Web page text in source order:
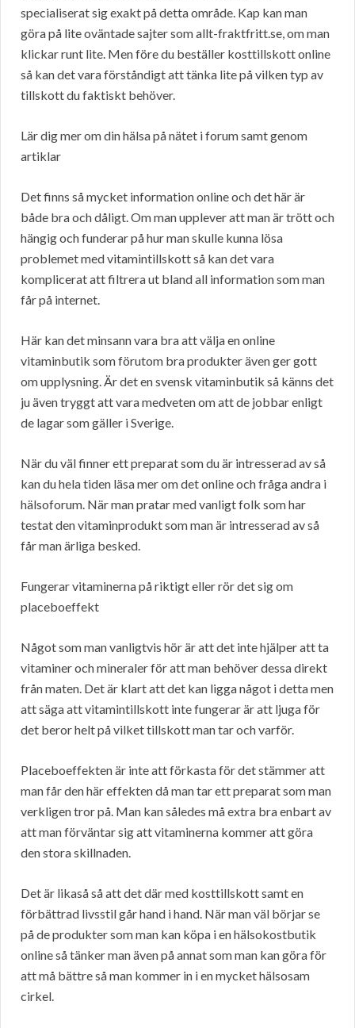
specialiserat sig exakt på detta område. Kap kan man
göra på lite oväntade sajter som allt-fraktfritt.se, om man
klickar runt lite. Men före du beställer kosttillskott online
så kan det vara förståndigt att tänka lite på vilken typ av
tillskott du faktiskt behöver.
Lär dig mer om din hälsa på nätet i forum samt genom
artiklar
Det finns så mycket information online och det här är
både bra och dåligt. Om man upplever att man är trött och
hängig och funderar på hur man skulle kunna lösa
problemet med vitamintillskott så kan det vara
komplicerat att filtrera ut bland all information som man
får på internet.
Här kan det minsann vara bra att välja en online
vitaminbutik som förutom bra produkter även ger gott
om upplysning. Är det en svensk vitaminbutik så känns det
ju även tryggt att vara medveten om att de jobbar enligt
de lagar som gäller i Sverige.
När du väl finner ett preparat som du är intresserad av så
kan du hela tiden läsa mer om det online och fråga andra i
hälsoforum. När man pratar med vanligt folk som har
testat den vitaminprodukt som man är intresserad av så
får man ärliga besked.
Fungerar vitaminerna på riktigt eller rör det sig om
placeboeffekt
Något som man vanligtvis hör är att det inte hjälper att ta
vitaminer och mineraler för att man behöver dessa direkt
från maten. Det är klart att det kan ligga något i detta men
att säga att vitamintillskott inte fungerar är att ljuga för
det beror helt på vilket tillskott man tar och varför.
Placeboeffekten är inte att förkasta för det stämmer att
man får den här effekten då man tar ett preparat som man
verkligen tror på. Man kan således må extra bra enbart av
att man förväntar sig att vitaminerna kommer att göra
den stora skillnaden.
Det är likaså så att det där med kosttillskott samt en
förbättrad livsstil går hand i hand. När man väl börjar se
på de produkter som man kan köpa i en hälsokostbutik
online så tänker man även på annat som man kan göra för
att må bättre så man kommer in i en mycket hälsosam
cirkel.